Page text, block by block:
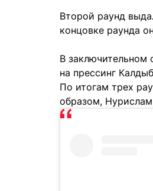
Второй раунд
концовке раунда
В заключительном
на прессинг
По итогам трех
образом,